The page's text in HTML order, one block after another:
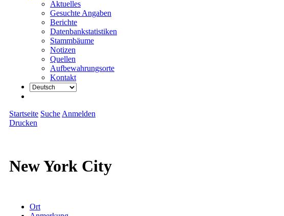
Aktuelles
Gesuchte Angaben
Berichte
Datenbankstatistiken
Stammbäume
Notizen
Quellen
Aufbewahrungsorte
Kontakt
Startseite Suche Anmelden
Drucken
New York City
Ort